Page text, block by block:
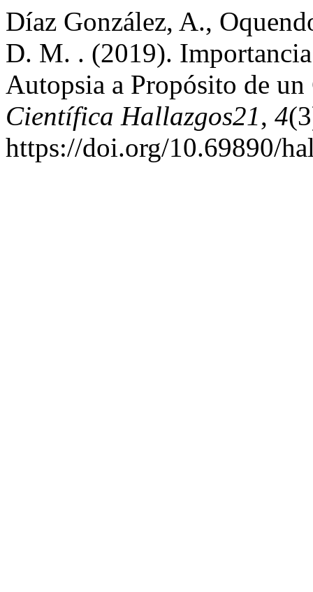
Díaz González, A.,
D. M. . (2019).
Autopsia a Propósito de
Científica Hallazgos21, 4
https://doi.org/10.69890/